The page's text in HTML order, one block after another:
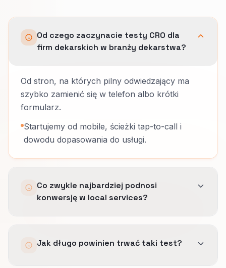
Od czego zaczynacie testy CRO dla
firm dekarskich w branży dekarstwa?
Od stron, na których pilny odwiedzający ma
szybko zamienić się w telefon albo krótki
formularz.
Startujemy od mobile, ścieżki tap-to-call i
dowodu dopasowania do usługi.
Co zwykle najbardziej podnosi
konwersję w local services?
pokazanie dopasowania do strefy działania i
Jak długo powinien trwać taki test?